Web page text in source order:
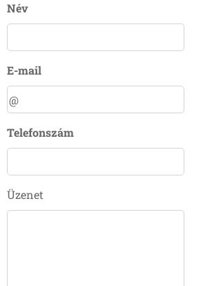
Név
E-mail
Telefonszám
Üzenet